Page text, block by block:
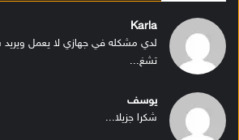
Karla
لدي مشكله في جهازي لا يعمل ويريد
تشغ...
يوسف
شكرا جزيلا...